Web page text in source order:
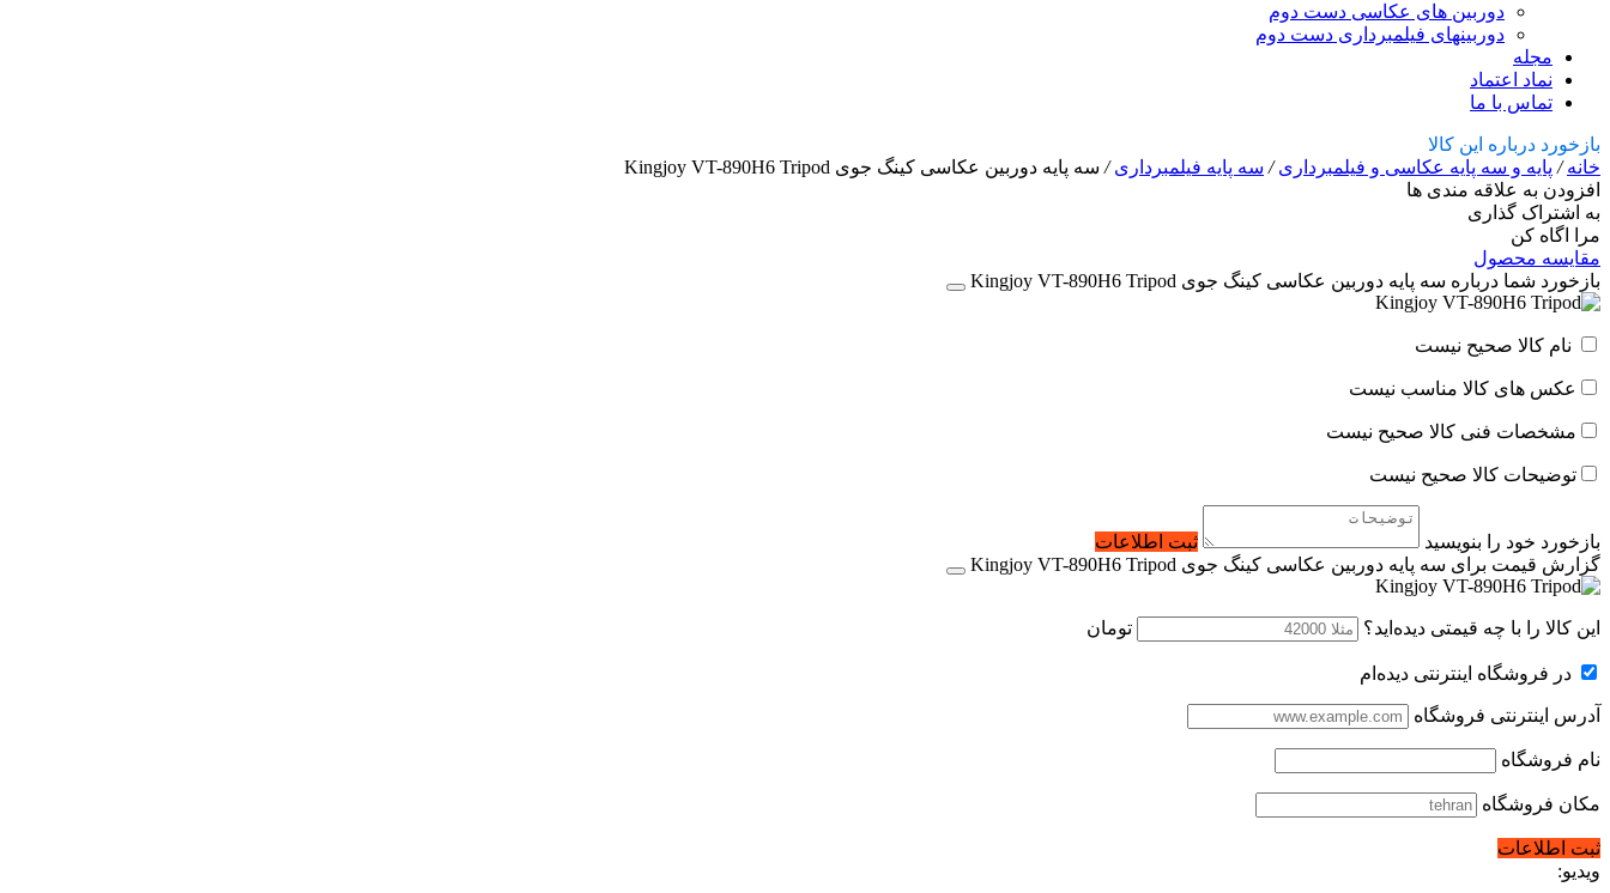
دوربین های عکاسی دست دوم
دوربینهای فیلمبرداری دست دوم
مجله
نماد اعتماد
تماس با ما
بازخورد درباره این کالا
خانه/ پایه و سه پایه عکاسی و فیلمبرداری/ سه پایه فیلمبرداری/ سه پایه دوربین عکاسی کینگ جوی Kingjoy VT-890H6 Tripod
افزودن به علاقه مندی ها
به اشتراک گذاری
مرا اگاه کن
مقایسه محصول
بازخورد شما درباره سه پایه دوربین عکاسی کینگ جوی Kingjoy VT-890H6 Tripod
نام کالا صحیح نیست
عکس های کالا مناسب نیست
مشخصات فنی کالا صحیح نیست
توضیحات کالا صحیح نیست
بازخورد خود را بنویسید
ثبت اطلاعات
گزارش قیمت برای سه پایه دوربین عکاسی کینگ جوی Kingjoy VT-890H6 Tripod
این کالا را با چه قیمتی دیده‌اید؟ تومان
در فروشگاه اینترنتی دیده‌ام
آدرس اینترنتی فروشگاه
نام فروشگاه
مکان فروشگاه
ثبت اطلاعات
ویدیو: